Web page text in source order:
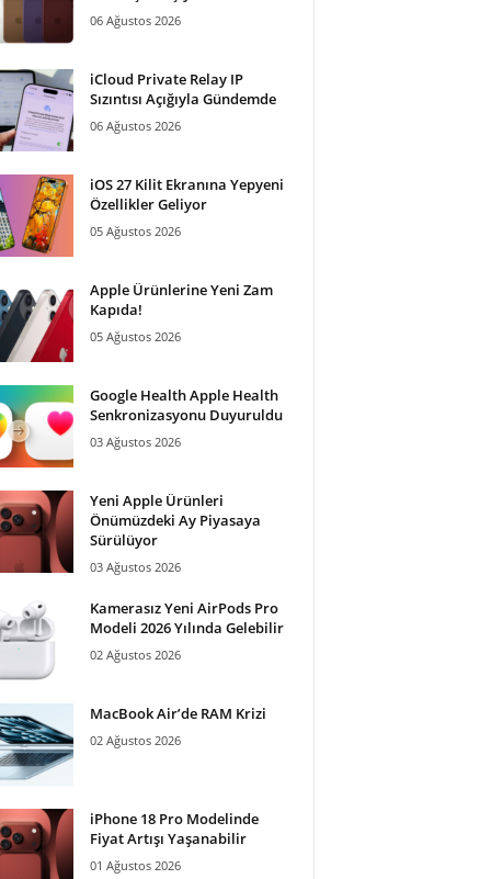
06 Ağustos 2026
iCloud Private Relay IP
Sızıntısı Açığıyla Gündemde
06 Ağustos 2026
iOS 27 Kilit Ekranına Yepyeni
Özellikler Geliyor
05 Ağustos 2026
Apple Ürünlerine Yeni Zam
Kapıda!
05 Ağustos 2026
Google Health Apple Health
Senkronizasyonu Duyuruldu
03 Ağustos 2026
Yeni Apple Ürünleri
Önümüzdeki Ay Piyasaya
Sürülüyor
03 Ağustos 2026
Kamerasız Yeni AirPods Pro
Modeli 2026 Yılında Gelebilir
02 Ağustos 2026
MacBook Air’de RAM Krizi
02 Ağustos 2026
iPhone 18 Pro Modelinde
Fiyat Artışı Yaşanabilir
01 Ağustos 2026